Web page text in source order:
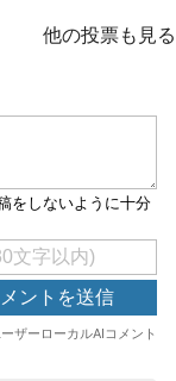
他の投票も見る